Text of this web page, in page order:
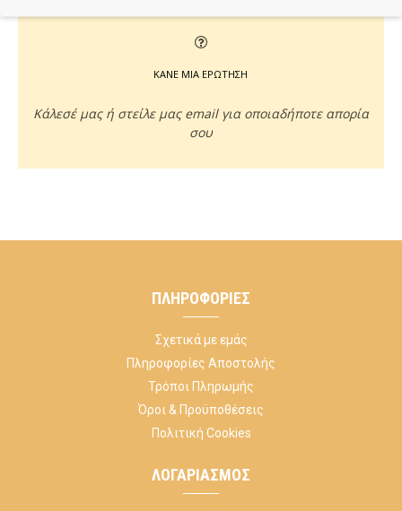
ΚΑΝΕ ΜΙΑ ΕΡΩΤΗΣΗ
Κάλεσέ μας ή στείλε μας email για οποιαδήποτε απορία
σου
ΠΛΗΡΟΦΟΡΊΕΣ
Σχετικά με εμάς
Πληροφορίες Αποστολής
Τρόποι Πληρωμής
Όροι & Προϋποθέσεις
Πολιτική Cookies
ΛΟΓΑΡΙΑΣΜΌΣ